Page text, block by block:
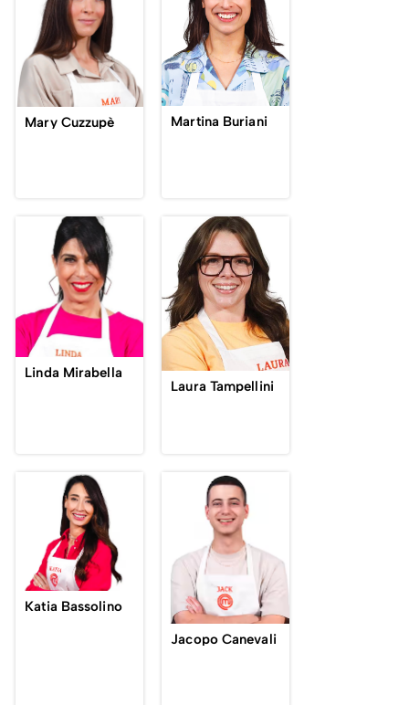
Mary Cuzzupè Martina Buriani
Linda Mirabella
Laura Tampellini
Katia Bassolino
Jacopo Canevali